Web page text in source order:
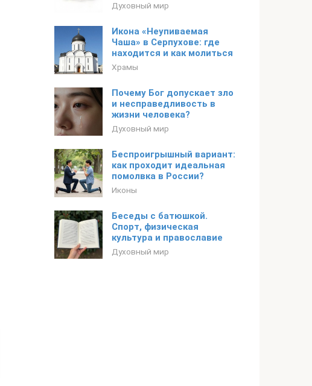
Духовный мир
Икона «Неупиваемая
Чаша» в Серпухове: где
находится и как молиться
Храмы
Почему Бог допускает зло
и несправедливость в
жизни человека?
Духовный мир
Беспроигрышный вариант:
как проходит идеальная
помолвка в России?
Иконы
Беседы с батюшкой.
Спорт, физическая
культура и православие
Духовный мир